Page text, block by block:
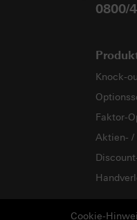
0800/
Knock-
Faktor-
Aktien- /
Cookie-